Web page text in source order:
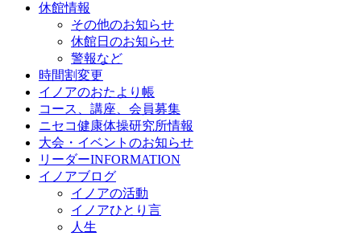
休館情報
その他のお知らせ
休館日のお知らせ
警報など
時間割変更
イノアのおたより帳
コース、講座、会員募集
ニセコ健康体操研究所情報
大会・イベントのお知らせ
リーダーINFORMATION
イノアブログ
イノアの活動
イノアひとり言
人生